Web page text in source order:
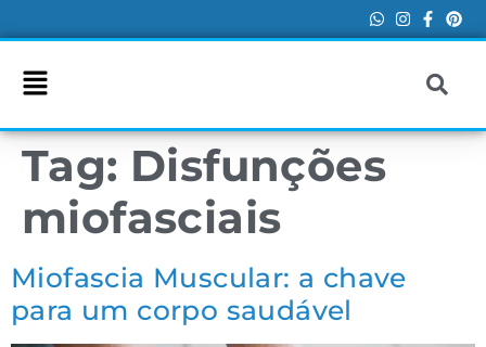
Tag: Disfunções
miofasciais
Miofascia Muscular: a chave
para um corpo saudável